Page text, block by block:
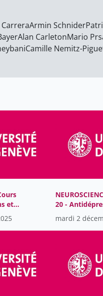
Armin Schnider
Alan CarletonMario
Camille Nemitz-
et
20 -
stabilisateur
mardi 2